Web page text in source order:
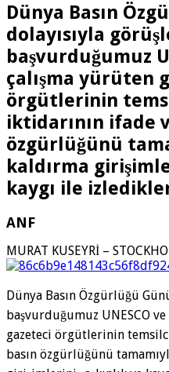
Dünya Basın
dolayısıyla
başvurduğumuz
çalışma yürüten
örgütlerinin
iktidarının ifade
özgürlüğünü
kaldırma
kaygı ile
ANF
MURAT KUSEYRİ –
Dünya Basın Özgürlüğü
başvurduğumuz UNESCO
gazeteci örgütlerinin
basın özgürlüğünü